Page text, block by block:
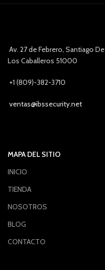
Av. 27 de Febrero, Santiago De
Los Caballeros 51000
+1 (809)-382-3710
ventas@ibssecurity.net
MAPA DEL SITIO
INICIO
TIENDA
NOSOTROS
BLOG
CONTACTO